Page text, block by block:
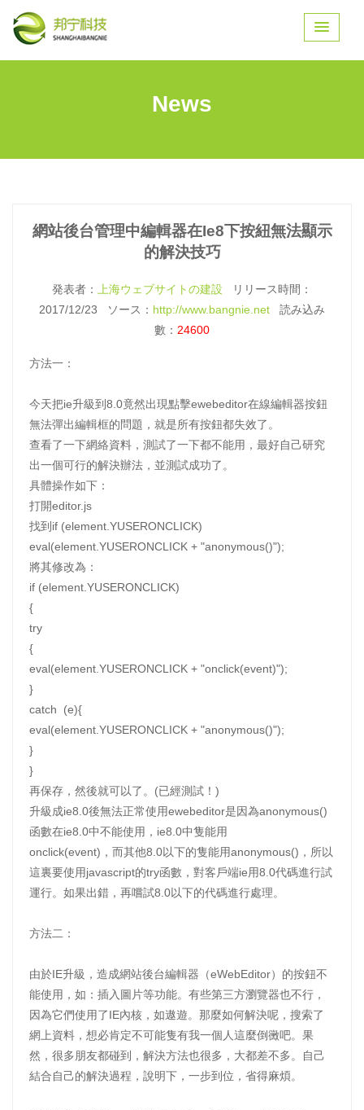
News
網站後台管理中編輯器在ie8下按紐無法顯示
的解決技巧
発表者： 上海ウェブサイトの建設 リリース時間：
2017/12/23 ソース： http://www.bangnie.net 読み込み
數： 24600
方法一：
今天把ie升級到8.0竟然出現點擊ewebeditor在線編輯器按鈕
無法彈出編輯框的問題，就是所有按鈕都失效了。
查看了一下網絡資料，測試了一下都不能用，最好自己研究
出一個可行的解決辦法，並測試成功了。
具體操作如下：
打開editor.js
找到if (element.YUSERONCLICK)
eval(element.YUSERONCLICK + "anonymous()");
將其修改為：
if (element.YUSERONCLICK)
{
try
{
eval(element.YUSERONCLICK + "onclick(event)");
}
catch (e){
eval(element.YUSERONCLICK + "anonymous()");
}
}
再保存，然後就可以了。(已經測試！)
升級成ie8.0後無法正常使用ewebeditor是因為anonymous()
函數在ie8.0中不能使用，ie8.0中隻能用
onclick(event)，而其他8.0以下的隻能用anonymous()，所以
這裏要使用javascript的try函數，對客戶端ie用8.0代碼進行試
運行。如果出錯，再嚐試8.0以下的代碼進行處理。
方法二：
由於IE升級，造成網站後台編輯器（eWebEditor）的按鈕不
能使用，如：插入圖片等功能。有些第三方瀏覽器也不行，
因為它們使用了IE內核，如遨遊。那麼如何解決呢，搜索了
網上資料，想必肯定不可能隻有我一個人這麼倒黴吧。果
然，很多朋友都碰到，解決方法也很多，大都差不多。自己
結合自己的解決過程，說明下，一步到位，省得麻煩。